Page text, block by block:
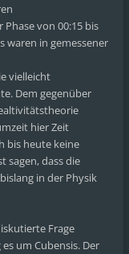
Phase von 00:15 bis
waren in gemessener
vielleicht
Dem gegenüber
hier Zeit
bis heute keine
sagen, dass die
in der Physik
Frage
um Cubensis. Der